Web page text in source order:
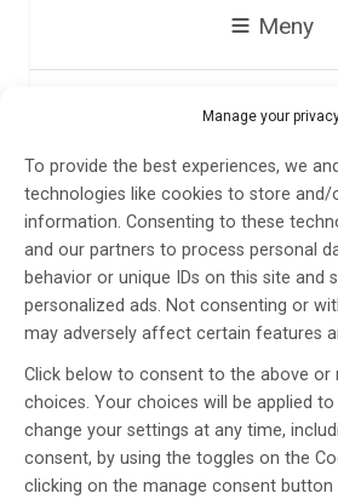
Manage your
To provide the best experiences, we
technologies like cookies to store and/
information. Consenting to these
and our partners to process personal
behavior or unique IDs on this site and
personalized ads. Not consenting or
may adversely affect certain features
Click below to consent to the above or
choices. Your choices will be applied
change your settings at any time,
consent, by using the toggles on the
clicking on the manage consent
Meny
Erik
Trombektomi vid
stroke – ett
akut
Erik Lundström